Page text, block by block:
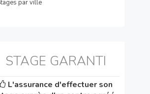
par ville
STAGE GARANTI
L'assurance d'effectuer son